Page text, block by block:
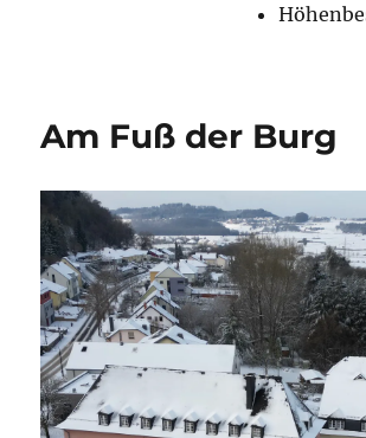
Am Fuß der Burg